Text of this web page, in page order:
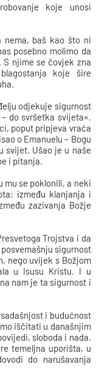
koje unosi
nema, baš kao što ni
posebno molimo da
S njime se čovjek zna
koje šire
odjekuje sigurnost
do svršetka svijeta«.
poput pripjeva vraća
o Emanuelu – Bogu
svijet. Ušao je u naše
i pitanja.
mu se poklonili, a neki
između klanjanja i
zazivanja Božje
Trojstva i da
sigurnost
nego uvijek s Božjom
u Isusu Kristu. I u
nam je ta sigurnost i
i budućnost
iščitati u današnjim
sloboda i nada.
temeljna uporišta, u
do narušavanja